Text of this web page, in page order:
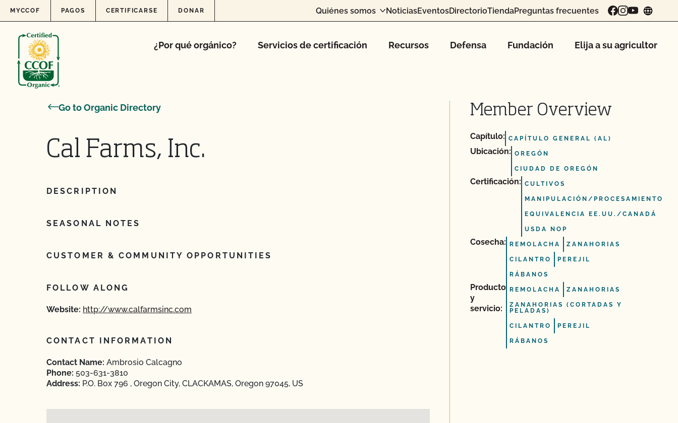
Skip to content
MYCCOF PAGOS CERTIFICARSE DONAR Quiénes somos NoticiasEventosDirectorioTiendaPreguntas frecuentes
¿Por qué orgánico? Servicios de certificación Recursos Defensa Fundación Elija a su agricultor
Go to Organic Directory
Cal Farms, Inc.
DESCRIPTION
SEASONAL NOTES
CUSTOMER & COMMUNITY OPPORTUNITIES
FOLLOW ALONG
Website: http://www.calfarmsinc.com
CONTACT INFORMATION
Contact Name: Ambrosio Calcagno
Phone: 503-631-3810
Address: P.O. Box 796 , Oregon City, CLACKAMAS, Oregon 97045, US
Member Overview
Capítulo: CAPÍTULO GENERAL (AL)
Ubicación: OREGÓN
CIUDAD DE OREGÓN
Certificación: CULTIVOS
MANIPULACIÓN/PROCESAMIENTO
EQUIVALENCIA EE.UU./CANADÁ
USDA NOP
Cosecha: REMOLACHA ZANAHORIAS
CILANTRO PEREJIL
RÁBANOS
Producto
y
servicio:
REMOLACHA ZANAHORIAS
ZANAHORIAS (CORTADAS Y
PELADAS)
CILANTRO PEREJIL
RÁBANOS